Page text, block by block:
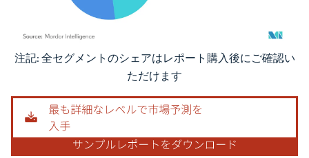
画像 © Mordor Intelligence。再利用にはCC BY 4.0の表示が必要です。
注記: 全セグメントのシェアはレポート購入後にご確認い
ただけます